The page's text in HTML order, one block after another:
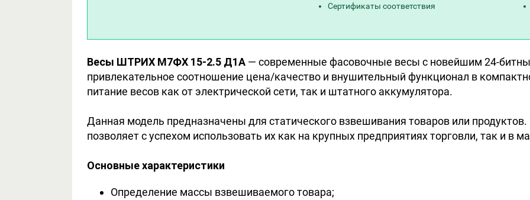
Сертификаты соответствия
Весы ШТРИХ М7ФХ 15-2.5 Д1А — современные фасовочные весы с новейшим 24-
привлекательное соотношение цена/качество и внушительный функционал в
питание весов как от электрической сети, так и штатного аккумулятора.
Данная модель предназначены для статического взвешивания товаров или
позволяет с успехом использовать их как на крупных предприятиях торговли, так и в
Основные характеристики
Определение массы взвешиваемого товара;